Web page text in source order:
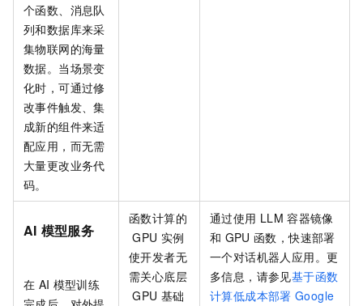
个函数、消息队
列和数据库来采
集物联网的海量
数据。当场景变
化时，可通过修
改事件触发、集
成新的组件来适
配应用，而无需
大量更改业务代
码。
AI 模型服务
在 AI 模型训练
函数计算的
GPU 实例
使开发者无
需关心底层
GPU 基础
通过使用 LLM 容器镜像
和 GPU 函数，快速部署
一个对话机器人应用。更
多信息，请参见基于函数
计算低成本部署 Google